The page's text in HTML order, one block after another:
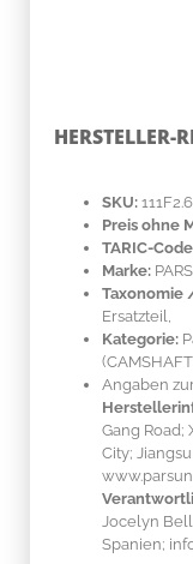
HERSTELLER-
SKU:
Preis ohne
TARIC-
Marke:
Taxonomie
Ersatzteil,
Kategorie:
Angaben
Gang
City;
Jocelyn
Spanien;